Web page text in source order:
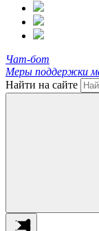
Чат-бот
Меры поддержки
Найти на сайте